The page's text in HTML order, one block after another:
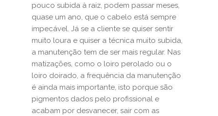
pouco subida à raiz, podem passar meses,
quase um ano, que o cabelo está sempre
impecável. Já se a cliente se quiser sentir
muito loura e quiser a técnica muito subida,
a manutenção tem de ser mais regular. Nas
matizações, como o loiro perolado ou o
loiro doirado, a frequência da manutenção
é ainda mais importante, isto porque são
pigmentos dados pelo profissional e
acabam por desvanecer, sair com as